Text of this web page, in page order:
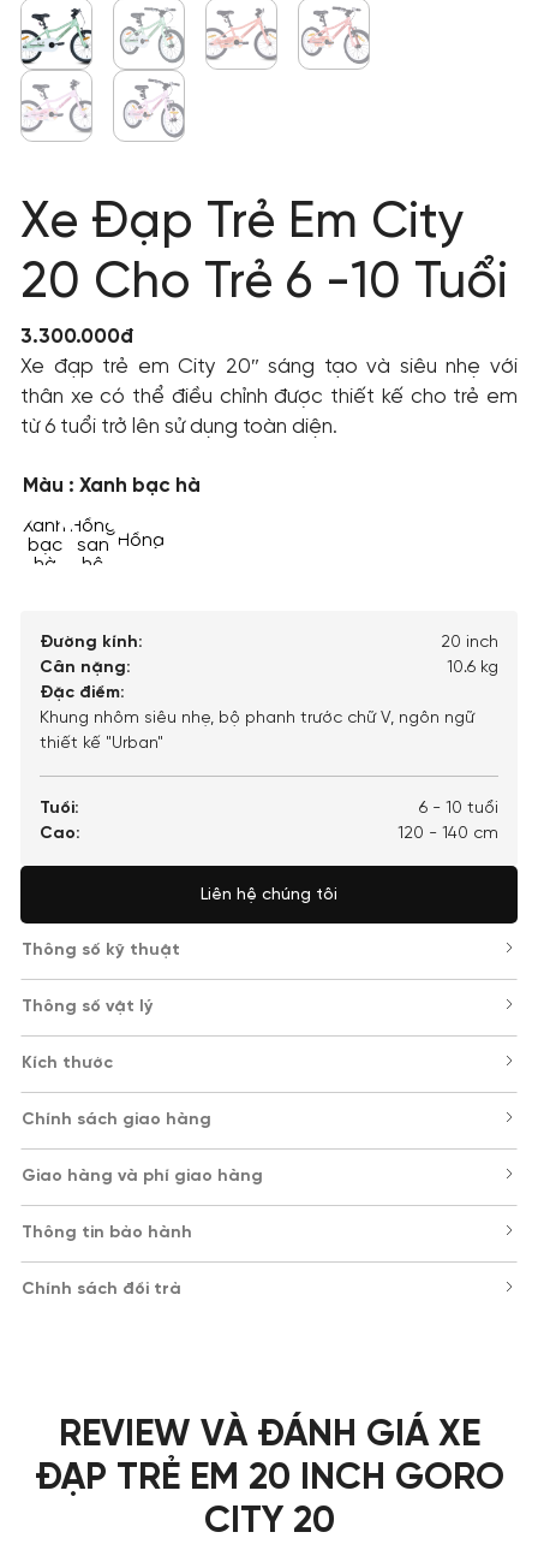
Xe Đạp Trẻ Em City
20 Cho Trẻ 6 -10 Tuổi
3.300.000đ
Xe đạp trẻ em City 20″ sáng tạo và siêu nhẹ với
thân xe có thể điều chỉnh được thiết kế cho trẻ em
từ 6 tuổi trở lên sử dụng toàn diện.
Màu : Xanh bạc hà
Xanh
bạc
hà
Hồng
san
hô
Hồng
Đường kính:
20 inch
Cân nặng:
10.6 kg
Đặc điểm:
Khung nhôm siêu nhẹ, bộ phanh trước chữ V, ngôn ngữ
thiết kế "Urban"
Tuổi:
6 - 10 tuổi
Cao:
120 - 140 cm
Liên hệ chúng tôi
Thông số kỹ thuật
Thông số vật lý
Kích thước
Chính sách giao hàng
Giao hàng và phí giao hàng
Thông tin bảo hành
Chính sách đổi trả
REVIEW VÀ ĐÁNH GIÁ XE
ĐẠP TRẺ EM 20 INCH GORO
CITY 20